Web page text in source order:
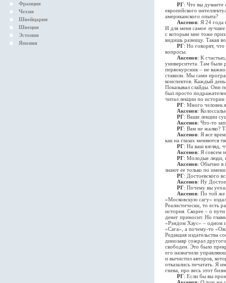
Франция
Чехия
Швейцария
Швеция
Эстония
Япония
РГ: Что вы
европейского
американского опыта?
Аксенов: Я 24 года
И для меня самое лучшее
с которым мне тоже
видишь разницу. Такая
РГ: Но говорят, что
вопросы.
Аксенов: К
университета. Там были
первокурсник – не
ставили. Мы сами
конспектов. Каждый
Показывал слайды. Они
был просто
читал лекции по истории
РГ: Много человек
Аксенов:
РГ: Ваши лекции
Аксенов: Что-то
РГ: Вам не жалко?
Аксенов: Я все
как на глазах меняются
РГ: На ваш взгляд,
Аксенов: Я совсем
РГ: Молодые люди,
Аксенов: Обычно в
знают ее только по
РГ: Достоевского
Аксенов: Ну
РГ: Почему вы
Аксенов: По той же
«Московскую сагу»
Реалистически, то есть
история. Скорее – о
денег приносит. Но
«Рэндом Хаус» – одном
«Сага», а почему-то
Редакция издательства
динозавр сожрал
свободен. Это было
его назначили
и вычистил авторов,
отказались печатать. Я
гнева, про весь этот
РГ: Если бы вы